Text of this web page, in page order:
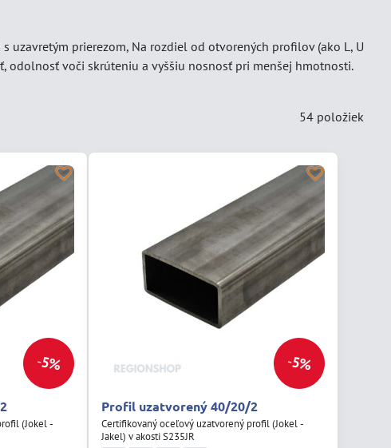
uzavretým prierezom, Na rozdiel od otvorených profilov (ako L, U
odolnosť voči skrúteniu a vyššiu nosnosť pri menšej hmotnosti.
54 položiek
5%
(Jokel -
5%
Profil uzatvorený 40/20/2
Certifikovaný oceľový uzatvorený profil (Jokel -
Jakel) v akosti S235JR